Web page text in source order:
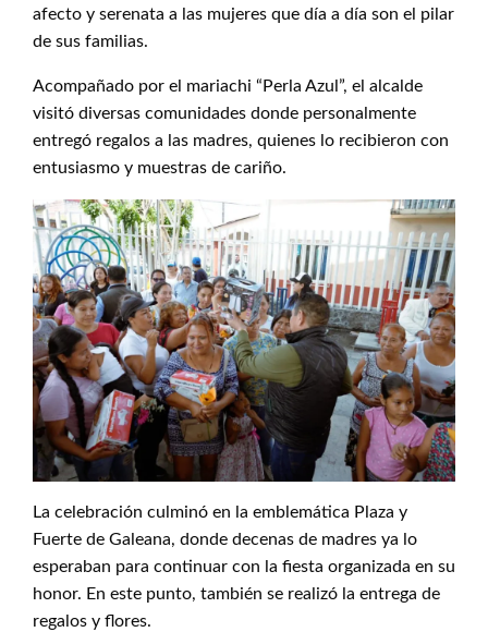
afecto y serenata a las mujeres que día a día son el pilar
de sus familias.
Acompañado por el mariachi “Perla Azul”, el alcalde
visitó diversas comunidades donde personalmente
entregó regalos a las madres, quienes lo recibieron con
entusiasmo y muestras de cariño.
La celebración culminó en la emblemática Plaza y
Fuerte de Galeana, donde decenas de madres ya lo
esperaban para continuar con la fiesta organizada en su
honor. En este punto, también se realizó la entrega de
regalos y flores.